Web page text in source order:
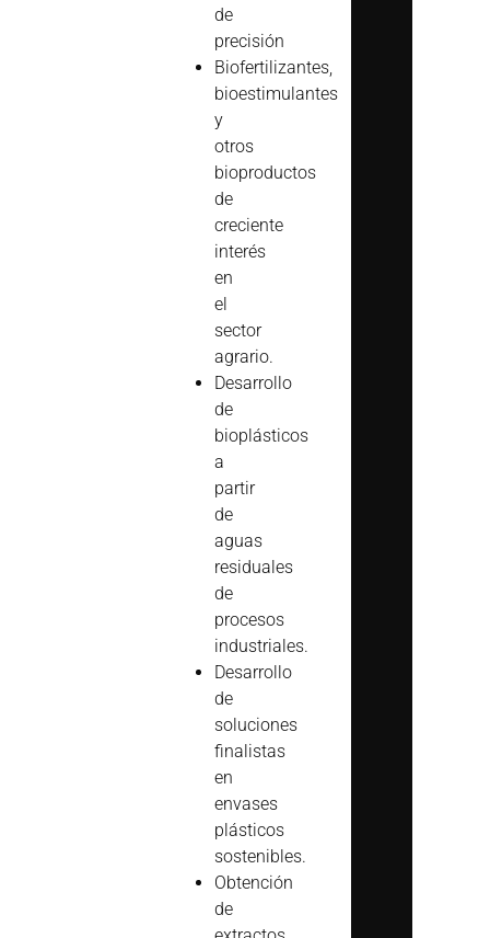
de
precisión
Biofertilizantes,
bioestimulantes
y
otros
bioproductos
de
creciente
interés
en
el
sector
agrario.
Desarrollo
de
bioplásticos
a
partir
de
aguas
residuales
de
procesos
industriales.
Desarrollo
de
soluciones
finalistas
en
envases
plásticos
sostenibles.
Obtención
de